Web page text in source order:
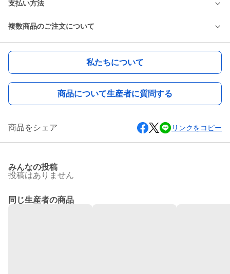
支払い方法
複数商品のご注文について
私たちについて
商品について生産者に質問する
商品をシェア リンクをコピー
みんなの投稿
投稿はありません
同じ生産者の商品